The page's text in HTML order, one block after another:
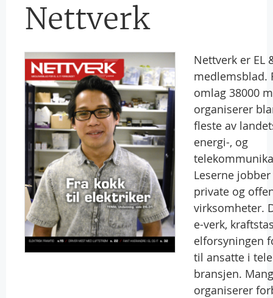
Nettverk
Nettverk er EL
medlemsblad.
omlag 38000
organiserer
fleste av
energi-, og
Leserne
private og
virksomheter.
e-verk,
elforsyningen
til ansatte i
bransjen.
organiserer